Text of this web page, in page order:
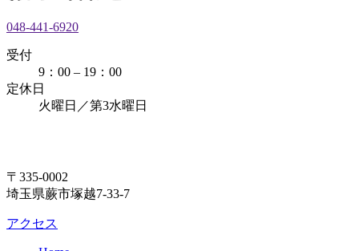
048-441-6920
受付
9：00 – 19：00
定休日
火曜日／第3水曜日
〒335-0002
埼玉県蕨市塚越7-33-7
アクセス